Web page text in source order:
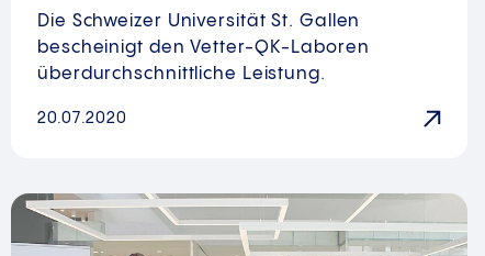
Die Schweizer Universität St. Gallen
bescheinigt den Vetter-QK-Laboren
überdurchschnittliche Leistung.
20.07.2020